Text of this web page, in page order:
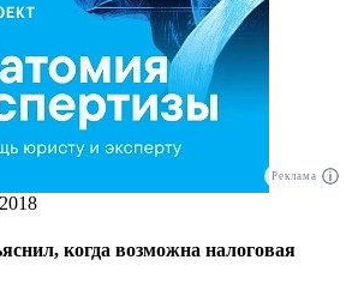
Реклама
когда возможна налоговая